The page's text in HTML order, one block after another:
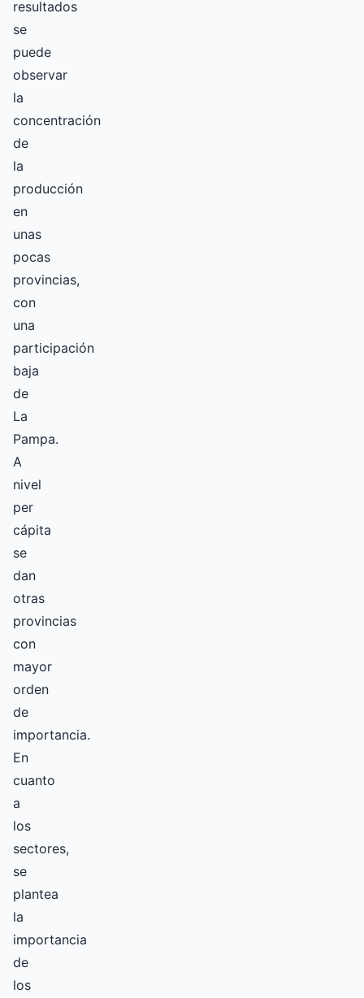
resultados
se
puede
observar
la
concentración
de
la
producción
en
unas
pocas
provincias,
con
una
participación
baja
de
La
Pampa.
A
nivel
per
cápita
se
dan
otras
provincias
con
mayor
orden
de
importancia.
En
cuanto
a
los
sectores,
se
plantea
la
importancia
de
los